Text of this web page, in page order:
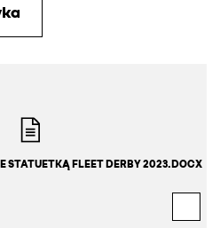
STATUETKĄ FLEET DERBY 2023.DOCX